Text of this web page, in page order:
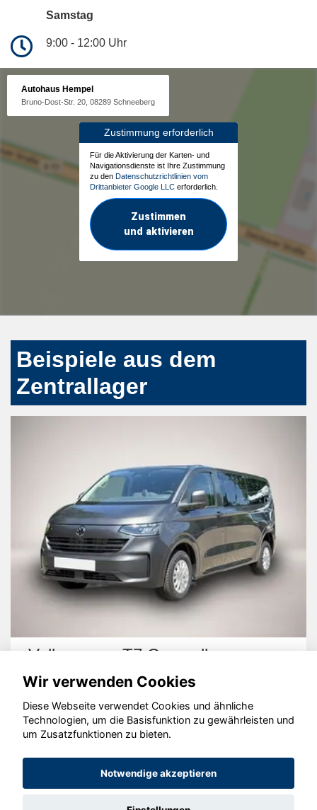
Samstag
9:00 - 12:00 Uhr
Autohaus Hempel
Bruno-Dost-Str. 20, 08289 Schneeberg
Zustimmung erforderlich
Für die Aktivierung der Karten- und
Navigationsdienste ist Ihre Zustimmung
zu den Datenschutzrichtlinien vom
Drittanbieter Google LLC erforderlich.
Zustimmen
und aktivieren
Beispiele aus dem
Zentrallager
Volkswagen T7 Caravelle
© konjunkturmotor.de GmbH 2020 - 2026
Wir verwenden Cookies
Diese Webseite verwendet Cookies und ähnliche
Technologien, um die Basisfunktion zu gewährleisten und
um Zusatzfunktionen zu bieten.
Notwendige akzeptieren